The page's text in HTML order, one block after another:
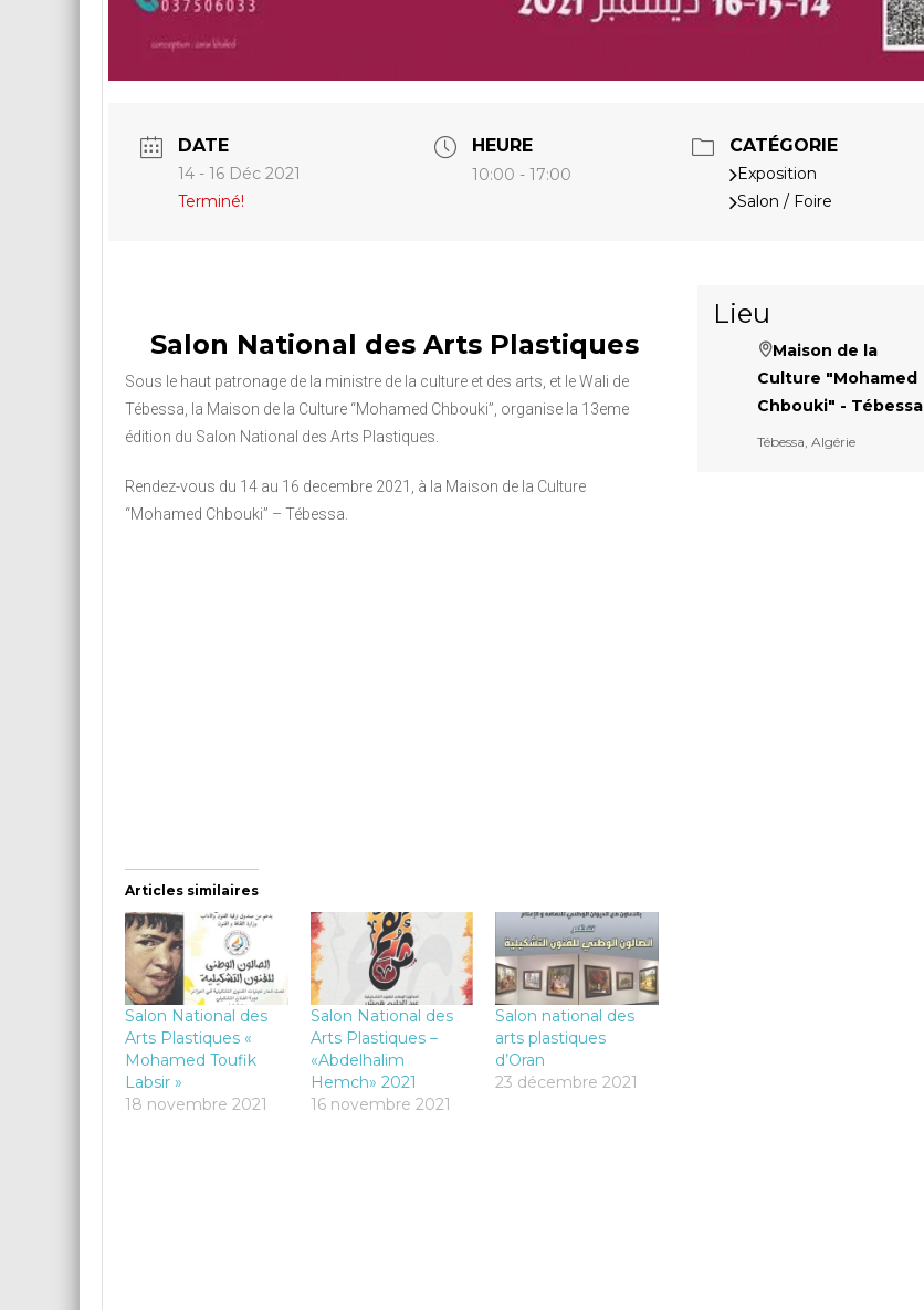
DATE
14 - 16 Déc 2021
Terminé!
HEURE
10:00 - 17:00
CATÉGORIE
Exposition
Salon / Foire
Salon National des Arts Plastiques
Sous le haut patronage de la ministre de la culture et des arts, et le Wali de
Tébessa, la Maison de la Culture “Mohamed Chbouki”, organise la 13eme
édition du Salon National des Arts Plastiques.
Rendez-vous du 14 au 16 decembre 2021, à la Maison de la Culture
“Mohamed Chbouki” – Tébessa.
Articles similaires
Salon National des
Arts Plastiques «
Mohamed Toufik
Labsir »
18 novembre 2021
Salon National des
Arts Plastiques –
«Abdelhalim
Hemch» 2021
16 novembre 2021
Salon national des
arts plastiques
d’Oran
23 décembre 2021
Lieu
Maison de la
Culture "Mohamed
Chbouki" - Tébessa
Tébessa, Algérie